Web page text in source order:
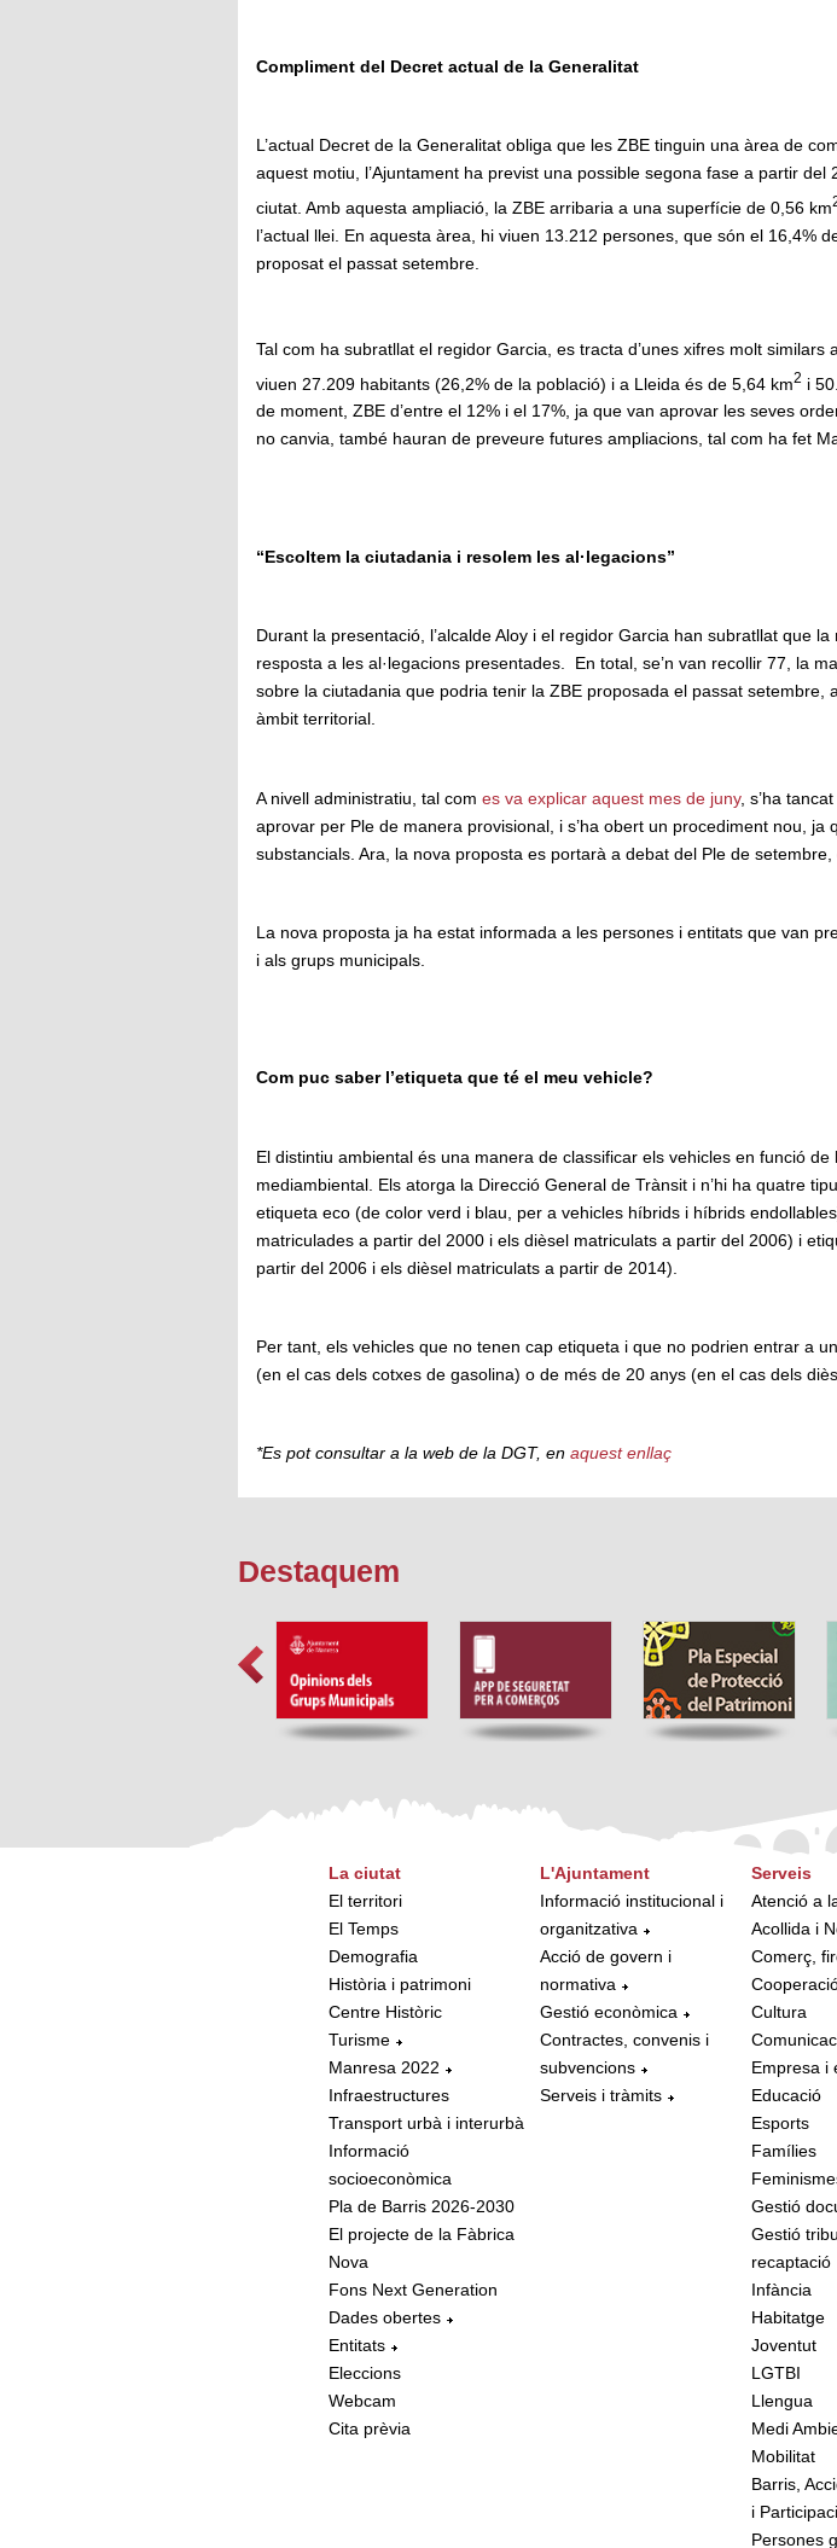
Compliment del Decret actual de la Generalitat
L’actual Decret de la Generalitat obliga que les ZBE tinguin una àrea de
aquest motiu, l’Ajuntament ha previst una possible segona fase a partir
ciutat. Amb aquesta ampliació, la ZBE arribaria a una superfície de 0,56 km
l’actual llei. En aquesta àrea, hi viuen 13.212 persones, que són el 16,4%
proposat el passat setembre.
Tal com ha subratllat el regidor Garcia, es tracta d’unes xifres molt
viuen 27.209 habitants (26,2% de la població) i a Lleida és de 5,64 km2 i
de moment, ZBE d’entre el 12% i el 17%, ja que van aprovar les seves
no canvia, també hauran de preveure futures ampliacions, tal com ha fet
“Escoltem la ciutadania i resolem les al·legacions”
Durant la presentació, l’alcalde Aloy i el regidor Garcia han subratllat que
resposta a les al·legacions presentades. En total, se’n van recollir 77, la
sobre la ciutadania que podria tenir la ZBE proposada el passat
àmbit territorial.
A nivell administratiu, tal com es va explicar aquest mes de juny, s’ha
aprovar per Ple de manera provisional, i s’ha obert un procediment nou,
substancials. Ara, la nova proposta es portarà a debat del Ple de
La nova proposta ja ha estat informada a les persones i entitats que van
i als grups municipals.
Com puc saber l’etiqueta que té el meu vehicle?
El distintiu ambiental és una manera de classificar els vehicles en funció
mediambiental. Els atorga la Direcció General de Trànsit i n’hi ha quatre
etiqueta eco (de color verd i blau, per a vehicles híbrids i híbrids
matriculades a partir del 2000 i els dièsel matriculats a partir del 2006) i
partir del 2006 i els dièsel matriculats a partir de 2014).
Per tant, els vehicles que no tenen cap etiqueta i que no podrien entrar a
(en el cas dels cotxes de gasolina) o de més de 20 anys (en el cas dels
*Es pot consultar a la web de la DGT, en aquest enllaç
Destaquem
La ciutat
El territori
El Temps
Demografia
Història i patrimoni
Centre Històric
Turisme
Manresa 2022
Infraestructures
Transport urbà i interurbà
Informació
socioeconòmica
Pla de Barris 2026-2030
El projecte de la Fàbrica
Nova
Fons Next Generation
Dades obertes
Entitats
Eleccions
Webcam
Cita prèvia
L'Ajuntament
Informació institucional i
organitzativa
Acció de govern i
normativa
Gestió econòmica
Contractes, convenis i
subvencions
Serveis i tràmits
Serveis
Atenció a
Acollida i
Comerç,
Cultura
Empresa i
Educació
Esports
Famílies
Gestió
Gestió
recaptació
Infància
Habitatge
Joventut
LGTBI
Llengua
Medi
Mobilitat
Barris,
i
Persones